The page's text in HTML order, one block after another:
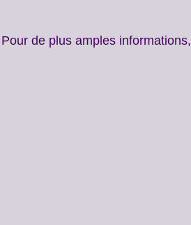
de plus amples informations,